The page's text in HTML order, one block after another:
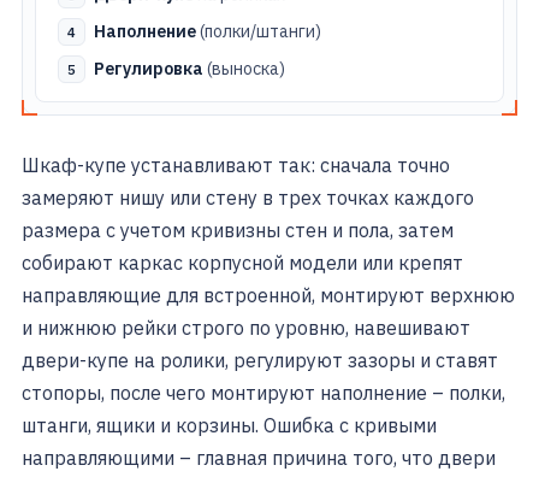
Наполнение(полки/штанги)
Регулировка (выноска)
Шкаф-купе устанавливают так: сначала точно
замеряют нишу или стену в трех точках каждого
размера с учетом кривизны стен и пола, затем
собирают каркас корпусной модели или крепят
направляющие для встроенной, монтируют верхнюю
и нижнюю рейки строго по уровню, навешивают
двери-купе на ролики, регулируют зазоры и ставят
стопоры, после чего монтируют наполнение – полки,
штанги, ящики и корзины. Ошибка с кривыми
направляющими – главная причина того, что двери